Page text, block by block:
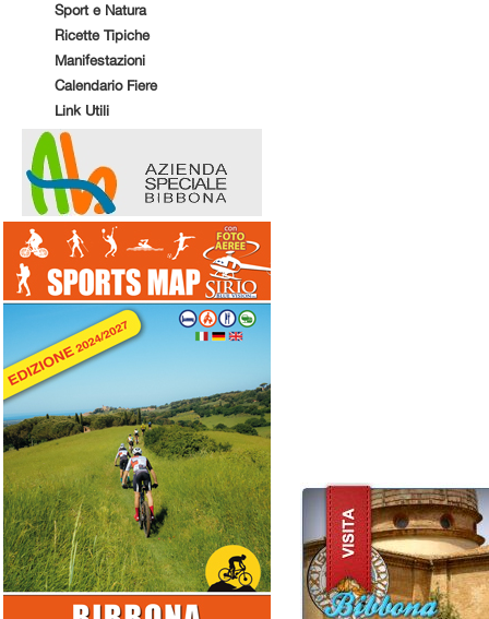
Sport e Natura
Ricette Tipiche
Manifestazioni
Calendario Fiere
Link Utili